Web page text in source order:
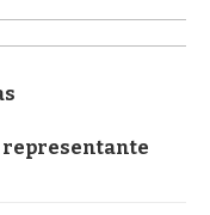
representante